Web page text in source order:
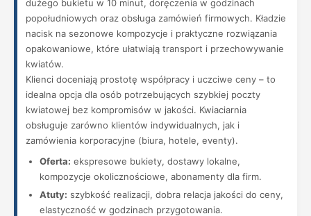
dużego bukietu w 10 minut, doręczenia w godzinach
popołudniowych oraz obsługa zamówień firmowych. Kładzie
nacisk na sezonowe kompozycje i praktyczne rozwiązania
opakowaniowe, które ułatwiają transport i przechowywanie
kwiatów.
Klienci doceniają prostotę współpracy i uczciwe ceny – to
idealna opcja dla osób potrzebujących szybkiej poczty
kwiatowej bez kompromisów w jakości. Kwiaciarnia
obsługuje zarówno klientów indywidualnych, jak i
zamówienia korporacyjne (biura, hotele, eventy).
Oferta: ekspresowe bukiety, dostawy lokalne,
kompozycje okolicznościowe, abonamenty dla firm.
Atuty: szybkość realizacji, dobra relacja jakości do ceny,
elastyczność w godzinach przygotowania.